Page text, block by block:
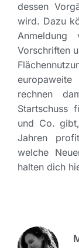
dessen
wird. Dazu
Anmeldung
Vorschriften
rechnen
Startschuss
und Co.
Jahren
welche
halten dich